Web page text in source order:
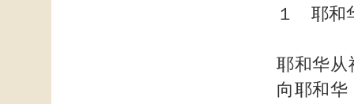
１ 耶和
耶和华从
向耶和华